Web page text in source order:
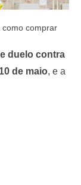
comprar
duelo contra
de maio, e a